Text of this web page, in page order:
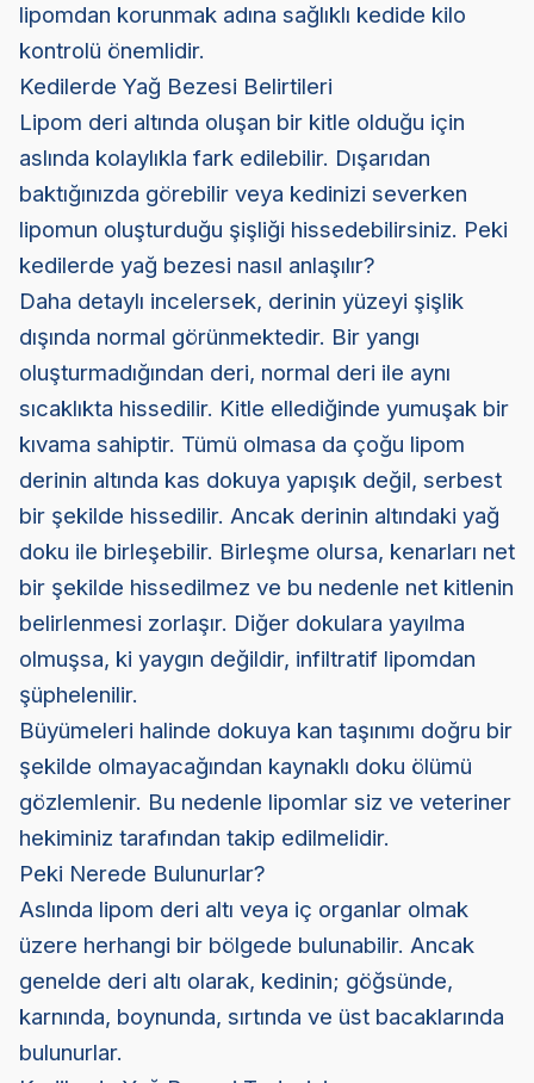
lipomdan korunmak adına sağlıklı kedide kilo
kontrolü önemlidir.
Kedilerde Yağ Bezesi Belirtileri
Lipom deri altında oluşan bir kitle olduğu için
aslında kolaylıkla fark edilebilir. Dışarıdan
baktığınızda görebilir veya kedinizi severken
lipomun oluşturduğu şişliği hissedebilirsiniz. Peki
kedilerde yağ bezesi nasıl anlaşılır?
Daha detaylı incelersek, derinin yüzeyi şişlik
dışında normal görünmektedir. Bir yangı
oluşturmadığından deri, normal deri ile aynı
sıcaklıkta hissedilir. Kitle ellediğinde yumuşak bir
kıvama sahiptir. Tümü olmasa da çoğu lipom
derinin altında kas dokuya yapışık değil, serbest
bir şekilde hissedilir. Ancak derinin altındaki yağ
doku ile birleşebilir. Birleşme olursa, kenarları net
bir şekilde hissedilmez ve bu nedenle net kitlenin
belirlenmesi zorlaşır. Diğer dokulara yayılma
olmuşsa, ki yaygın değildir, infiltratif lipomdan
şüphelenilir.
Büyümeleri halinde dokuya kan taşınımı doğru bir
şekilde olmayacağından kaynaklı doku ölümü
gözlemlenir. Bu nedenle lipomlar siz ve veteriner
hekiminiz tarafından takip edilmelidir.
Peki Nerede Bulunurlar?
Aslında lipom deri altı veya iç organlar olmak
üzere herhangi bir bölgede bulunabilir. Ancak
genelde deri altı olarak, kedinin; göğsünde,
karnında, boynunda, sırtında ve üst bacaklarında
bulunurlar.